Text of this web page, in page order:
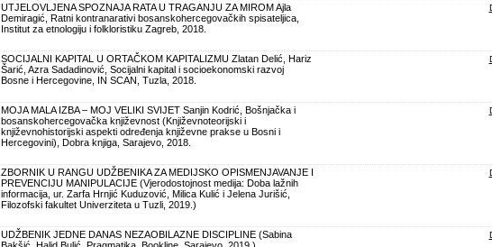
UTJELOVLJENA SPOZNAJA RATA U TRAGANJU ZA MIROM Ajla
Demiragić, Ratni kontranarativi bosanskohercegovačkih spisateljica,
Institut za etnologiju i folkloristiku Zagreb, 2018.
SOCIJALNI KAPITAL U ORTAČKOM KAPITALIZMU Zlatan Delić, Hariz
Šarić, Azra Sadadinović, Socijalni kapital i socioekonomski razvoj
Bosne i Hercegovine, IN SCAN, Tuzla, 2018.
MOJA MALA IZBA – MOJ VELIKI SVIJET Sanjin Kodrić, Bošnjačka i
bosanskohercegovačka književnost (Književnoteorijski i
književnohistorijski aspekti određenja književne prakse u Bosni i
Hercegovini), Dobra knjiga, Sarajevo, 2018.
ZBORNIK U RANGU UDŽBENIKA ZA MEDIJSKO OPISMENJAVANJE I
PREVENCIJU MANIPULACIJE (Vjerodostojnost medija: Doba lažnih
informacija, ur. Zarfa Hrnjić Kuduzović, Milica Kulić i Jelena Jurišić,
Filozofski fakultet Univerziteta u Tuzli, 2019.)
UDŽBENIK JEDNE DANAS NEZAOBILAZNE DISCIPLINE (Sabina